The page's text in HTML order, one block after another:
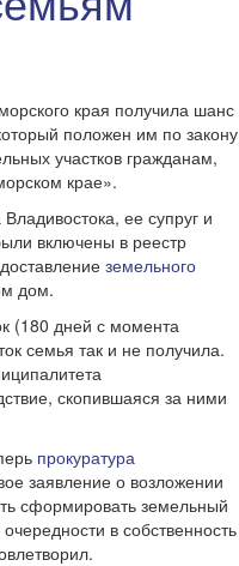
края получила шанс
положен им по закону
участков гражданам,
крае».
ее супруг и
включены в реестр
земельного
дом.
(180 дней с момента
семья так и не получила.
скопившаяся за ними
прокуратура
заявление о возложении
сформировать земельный
в собственность